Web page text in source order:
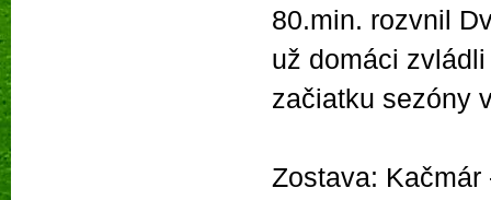
80.min. rozvnil
už domáci
začiatku sezóny
Zostava: